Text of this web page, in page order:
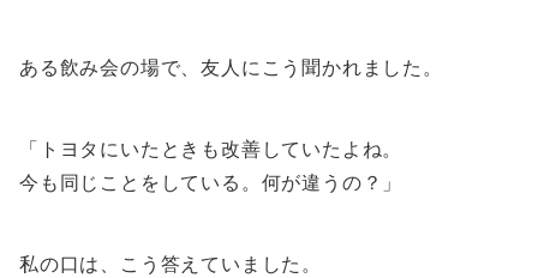
ある飲み会の場で、友人にこう聞かれました。
「トヨタにいたときも改善していたよね。
今も同じことをしている。何が違うの？」
私の口は、こう答えていました。